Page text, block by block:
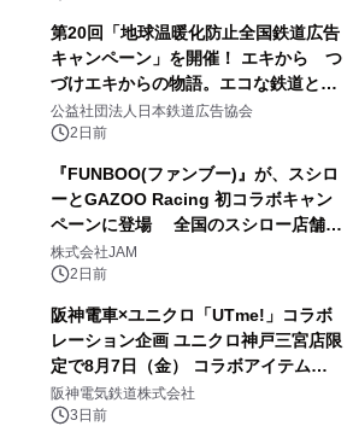
第20回「地球温暖化防止全国鉄道広告
キャンペーン」を開催！ エキから つ
づけエキからの物語。エコな鉄道とと
もに。
公益社団法人日本鉄道広告協会
2日前
『FUNBOO(ファンブー)』が、スシロ
ーとGAZOO Racing 初コラボキャン
ペーンに登場 全国のスシロー店舗で
GR 4車種の FUNBOO(ミニカー)付き
メニューが展開されます
株式会社JAM
2日前
阪神電車×ユニクロ「UTme!」コラボ
レーション企画 ユニクロ神戸三宮店限
定で8月7日（金） コラボアイテムが
発売決定！
阪神電気鉄道株式会社
3日前